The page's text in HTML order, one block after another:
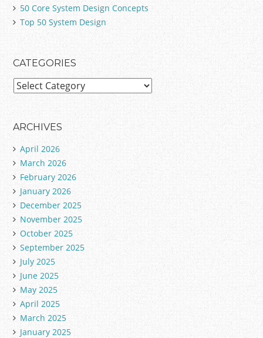
50 Core System Design Concepts
Top 50 System Design
CATEGORIES
C
e
o
r
i
e
s
ARCHIVES
April 2026
March 2026
February 2026
January 2026
December 2025
November 2025
October 2025
September 2025
July 2025
June 2025
May 2025
April 2025
March 2025
January 2025